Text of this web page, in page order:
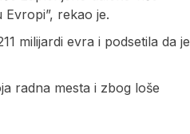
rekao je.
milijardi evra i podsetila da je
radna mesta i zbog loše